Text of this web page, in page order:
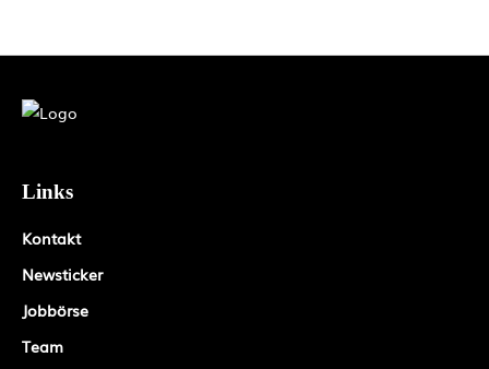
Links
Kontakt
Newsticker
Jobbörse
Team